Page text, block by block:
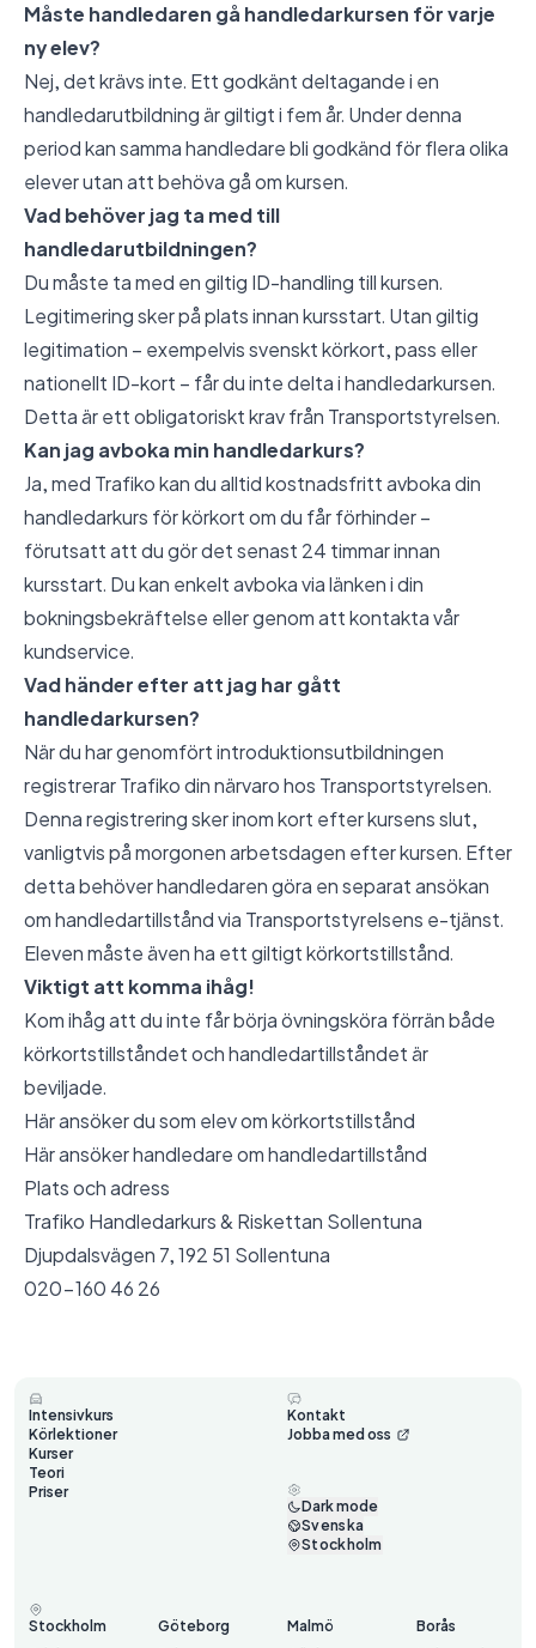
Måste handledaren gå handledarkursen för varje
ny elev?
Nej, det krävs inte. Ett godkänt deltagande i en
handledarutbildning är giltigt i fem år. Under denna
period kan samma handledare bli godkänd för flera olika
elever utan att behöva gå om kursen.
Vad behöver jag ta med till
handledarutbildningen?
Du måste ta med en giltig ID-handling till kursen.
Legitimering sker på plats innan kursstart. Utan giltig
legitimation – exempelvis svenskt körkort, pass eller
nationellt ID-kort – får du inte delta i handledarkursen.
Detta är ett obligatoriskt krav från Transportstyrelsen.
Kan jag avboka min handledarkurs?
Ja, med Trafiko kan du alltid kostnadsfritt avboka din
handledarkurs för körkort om du får förhinder –
förutsatt att du gör det senast 24 timmar innan
kursstart. Du kan enkelt avboka via länken i din
bokningsbekräftelse eller genom att kontakta vår
kundservice.
Vad händer efter att jag har gått
handledarkursen?
När du har genomfört introduktionsutbildningen
registrerar Trafiko din närvaro hos Transportstyrelsen.
Denna registrering sker inom kort efter kursens slut,
vanligtvis på morgonen arbetsdagen efter kursen. Efter
detta behöver handledaren göra en separat ansökan
om handledartillstånd via Transportstyrelsens e-tjänst.
Eleven måste även ha ett giltigt körkortstillstånd.
Viktigt att komma ihåg!
Kom ihåg att du inte får börja övningsköra förrän både
körkortstillståndet och handledartillståndet är
beviljade.
Här ansöker du som elev om körkortstillstånd
Här ansöker handledare om handledartillstånd
Plats och adress
Trafiko Handledarkurs & Riskettan Sollentuna
Djupdalsvägen 7, 192 51 Sollentuna
020-160 46 26
Intensivkurs
Körlektioner
Kurser
Teori
Priser
Kontakt
Jobba med oss
Dark mode
Svenska
Stockholm
Stockholm Göteborg Malmö
Borås